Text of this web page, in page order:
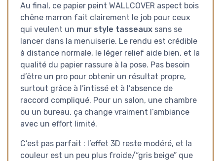
Au final, ce papier peint WALLCOVER aspect bois
chêne marron fait clairement le job pour ceux
qui veulent un mur style tasseaux sans se
lancer dans la menuiserie. Le rendu est crédible
à distance normale, le léger relief aide bien, et la
qualité du papier rassure à la pose. Pas besoin
d’être un pro pour obtenir un résultat propre,
surtout grâce à l’intissé et à l’absence de
raccord compliqué. Pour un salon, une chambre
ou un bureau, ça change vraiment l’ambiance
avec un effort limité.
C’est pas parfait : l’effet 3D reste modéré, et la
couleur est un peu plus froide/“gris beige” que